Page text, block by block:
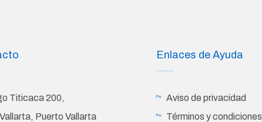
Titicaca 200,
Puerto Vallarta
Enlaces de Ayuda
Aviso de privacidad
Términos y condiciones